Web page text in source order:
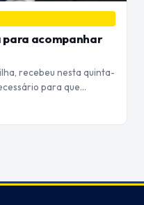
para acompanhar
recebeu nesta quinta-
para que…